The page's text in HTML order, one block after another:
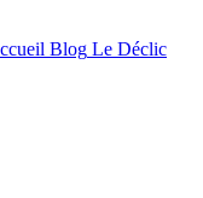
Blog Le Déclic